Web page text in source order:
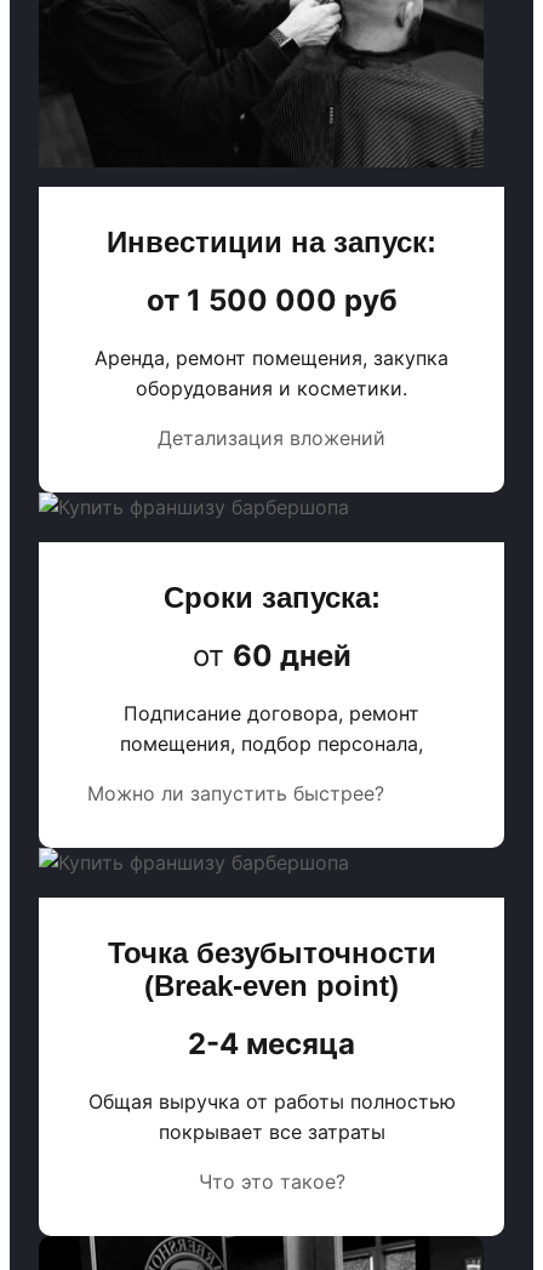
Инвестиции на запуск:
от 1 500 000 руб
Аренда, ремонт помещения, закупка
оборудования и косметики.
Детализация вложений
Сроки запуска:
от 60 дней
Подписание договора, ремонт
помещения, подбор персонала,
Можно ли запустить быстрее?
Точка безубыточности
(Break-even point)
2-4 месяца
Общая выручка от работы полностью
покрывает все затраты
Что это такое?